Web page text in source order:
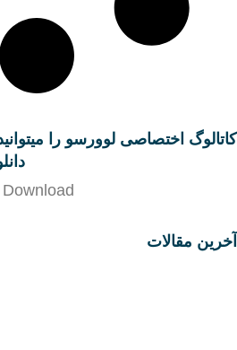
کاتالوگ اختصاصی لوورسو را میتوانید
آخرین مقالات